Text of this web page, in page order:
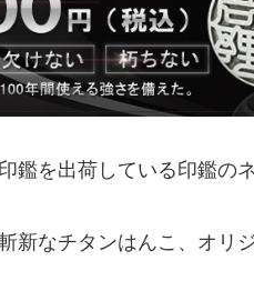
鑑を出荷している印鑑の
新なチタンはんこ、オリ